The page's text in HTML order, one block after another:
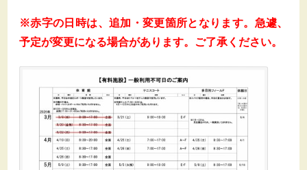
※赤字の日時は、追加・変更箇所となります。急遽、
予定が変更になる場合があります。ご了承ください。